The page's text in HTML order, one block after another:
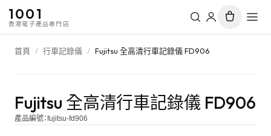
1001
香港電子產品專門店
首頁 / 行車記錄儀 / Fujitsu 全高清行車記錄儀 FD906
Fujitsu 全高清行車記錄儀 FD906
產品編號：fujitsu-fd906